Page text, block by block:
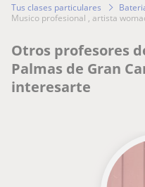
Tus clases particulares
musico profesional , artista
Otros profesores
Palmas de Gran
interesarte